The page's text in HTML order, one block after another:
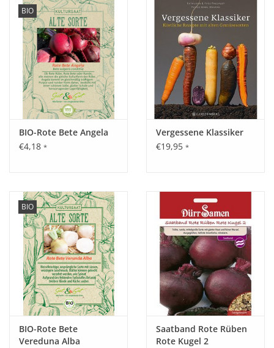
BIO
BIO-Rote Bete Angela
€4,18 *
Vergessene Klassiker
€19,95 *
BIO
BIO-Rote Bete
Vereduna Alba
Saatband Rote Rüben
Rote Kugel 2